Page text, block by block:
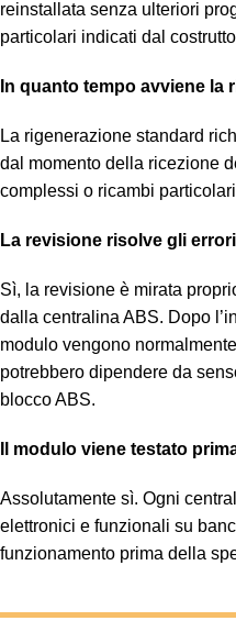
reinstallata senza ulteriori
particolari indicati dal
In quanto tempo avviene la
La rigenerazione standard
dal momento della ricezione
complessi o ricambi
La revisione risolve gli
Sì, la revisione è mirata
dalla centralina ABS. Dopo
modulo vengono
potrebbero dipendere da
blocco ABS.
Il modulo viene testato
Assolutamente sì. Ogni
elettronici e funzionali su
funzionamento prima della